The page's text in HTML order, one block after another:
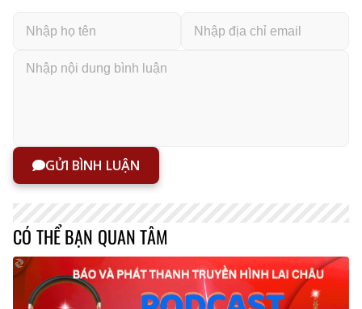
GỬI BÌNH LUẬN
CÓ THỂ BẠN QUAN TÂM